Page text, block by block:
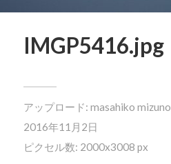
IMGP5416.jpg
アップロード: masahiko mizuno
2016年11月2日
ピクセル数: 2000x3008 px